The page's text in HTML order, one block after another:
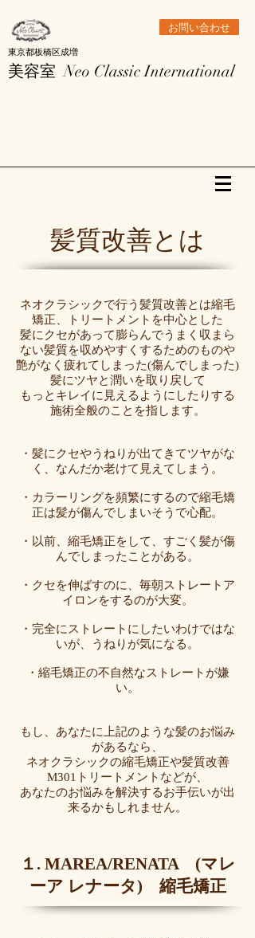
東京都板橋区成増
美容室Neo Classic International
お問い合わせ
髪質改善とは
ネオクラシックで行う髪質改善とは縮毛
矯正、トリートメントを中心とした
髪にクセがあって膨らんでうまく収まら
ない髪質を収めやすくするためのものや
艶がなく疲れてしまった(傷んでしまった)
髪にツヤと潤いを取り戻して
もっとキレイに見えるようにしたりする
施術全般のことを指します。
・髪にクセやうねりが出てきてツヤがな
く、なんだか老けて見えてしまう。
・カラーリングを頻繁にするので縮毛矯
正は髪が傷んでしまいそうで心配。
・以前、縮毛矯正をして、すごく髪が傷
んでしまったことがある。
・クセを伸ばすのに、毎朝ストレートア
イロンをするのが大変。
・完全にストレートにしたいわけではな
いが、うねりが気になる。
・縮毛矯正の不自然なストレートが嫌
い。
もし、あなたに上記のような髪のお悩み
があるなら、
ネオクラシックの縮毛矯正や髪質改善
M301トリートメントなどが、
あなたのお悩みを解決するお手伝いが出
来るかもしれません。
１. MAREA/RENATA (マレ
ーア レナータ) 縮毛矯正